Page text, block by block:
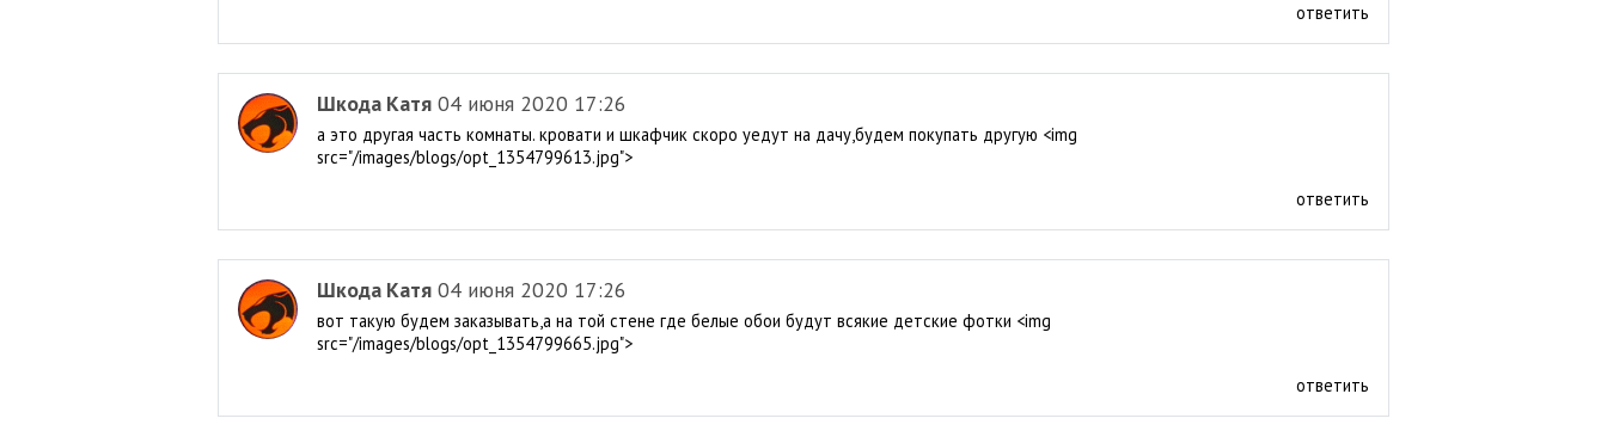
ответить
Шкода Катя 04 июня 2020 17:26
а это другая часть комнаты. кровати и шкафчик скоро уедут на дачу,будем покупать другую <img
src="/images/blogs/opt_1354799613.jpg">
ответить
Шкода Катя 04 июня 2020 17:26
вот такую будем заказывать,а на той стене где белые обои будут всякие детские фотки <img
src="/images/blogs/opt_1354799665.jpg">
ответить